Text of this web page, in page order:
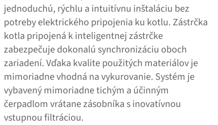
jednoduchú, rýchlu a intuitívnu inštaláciu bez
potreby elektrického pripojenia ku kotlu. Zástrčka
kotla pripojená k inteligentnej zástrčke
zabezpečuje dokonalú synchronizáciu oboch
zariadení. Vďaka kvalite použitých materiálov je
mimoriadne vhodná na vykurovanie. Systém je
vybavený mimoriadne tichým a účinným
čerpadlom vrátane zásobníka s inovatívnou
vstupnou filtráciou.